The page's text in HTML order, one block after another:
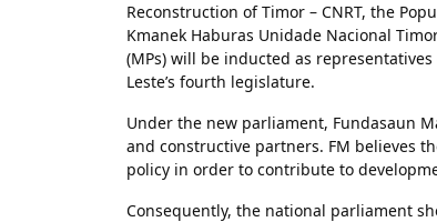
Reconstruction of Timor – CNRT, the
Kmanek Haburas Unidade Nacional
(MPs) will be inducted as
Leste’s fourth legislature.
Under the new parliament, Fundasaun
and constructive partners. FM believes
policy in order to contribute to
Consequently, the national parliament